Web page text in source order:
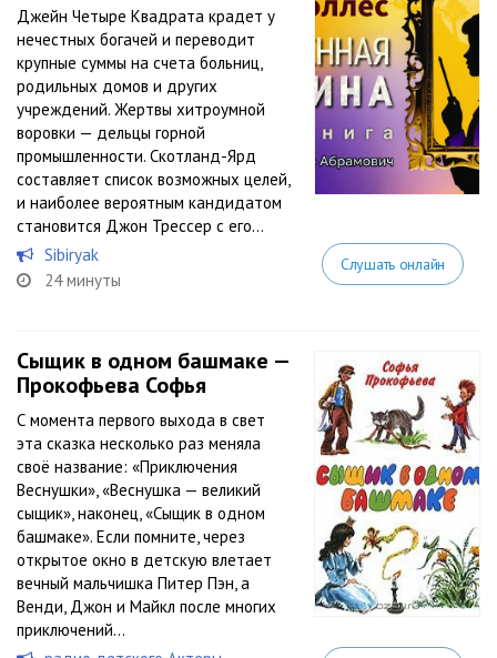
Джейн Четыре Квадрата крадет у
нечестных богачей и переводит
крупные суммы на счета больниц,
родильных домов и других
учреждений. Жертвы хитроумной
воровки — дельцы горной
промышленности. Скотланд-Ярд
составляет список возможных целей,
и наиболее вероятным кандидатом
становится Джон Трессер с его...
Sibiryak
24 минуты
Слушать онлайн
Сыщик в одном башмаке —
Прокофьева Софья
С момента первого выхода в свет
эта сказка несколько раз меняла
своё название: «Приключения
Веснушки», «Веснушка — великий
сыщик», наконец, «Сыщик в одном
башмаке». Если помните, через
открытое окно в детскую влетает
вечный мальчишка Питер Пэн, а
Венди, Джон и Майкл после многих
приключений...